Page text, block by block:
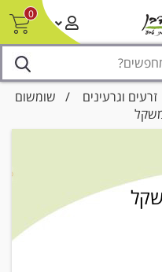
0
ביטול הזמנה
זרעים וגרעינים / שומשום